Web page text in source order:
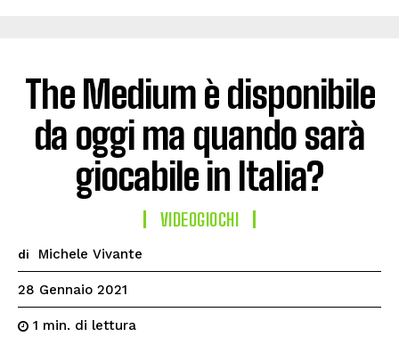
The Medium è disponibile
da oggi ma quando sarà
giocabile in Italia?
VIDEOGIOCHI
di Michele Vivante
28 Gennaio 2021
1 min. di lettura